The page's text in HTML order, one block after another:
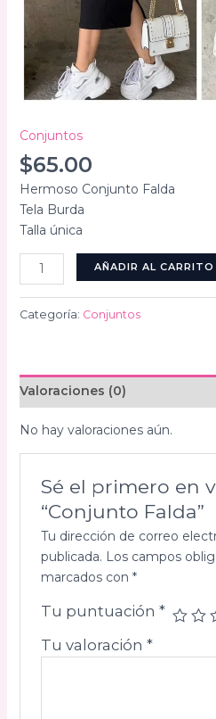
Conjuntos
$65.00
Hermoso Conjunto Falda
Tela Burda
Talla única
Conjunto
Falda
cantidad
AÑADIR AL CARRITO
Categoría: Conjuntos
Valoraciones (0)
No hay valoraciones aún.
Sé el primero en
“Conjunto Falda”
Tu dirección de correo
publicada. Los campos
marcados con *
Tu puntuación *
Tu valoración *